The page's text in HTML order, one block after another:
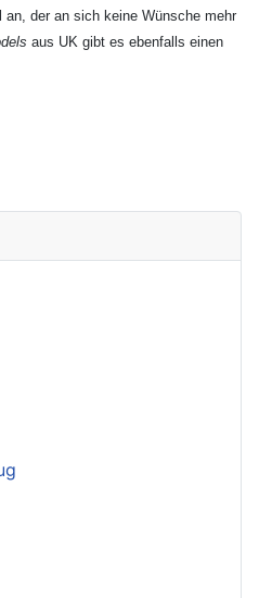
der an sich keine Wünsche mehr
aus UK gibt es ebenfalls einen